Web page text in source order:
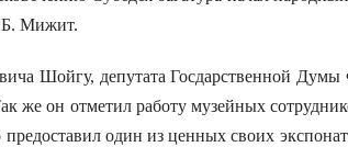
Мижит.
Шойгу, депутата Госдарственной Думы
он отметил работу музейных
один из ценных своих